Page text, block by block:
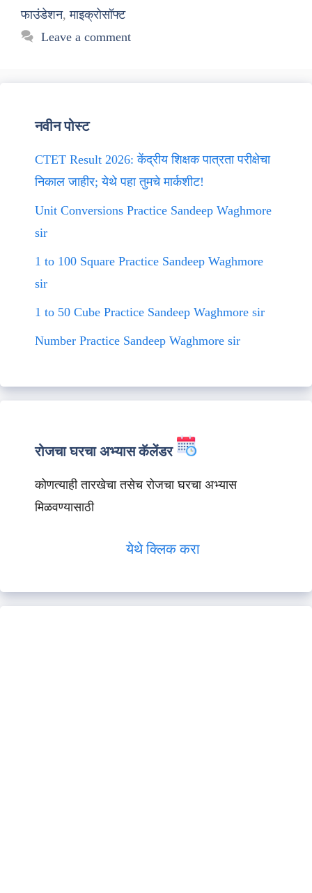
फाउंडेशन,माइक्रोसॉफ्ट
Leave a comment
नवीन पोस्ट
CTET Result 2026: केंद्रीय शिक्षक पात्रता परीक्षेचा
निकाल जाहीर; येथे पहा तुमचे मार्कशीट!
Unit Conversions Practice Sandeep Waghmore
sir
1 to 100 Square Practice Sandeep Waghmore
sir
1 to 50 Cube Practice Sandeep Waghmore sir
Number Practice Sandeep Waghmore sir
रोजचा घरचा अभ्यास कॅलेंडर
कोणत्याही तारखेचा तसेच रोजचा घरचा अभ्यास
मिळवण्यासाठी
येथे क्लिक करा